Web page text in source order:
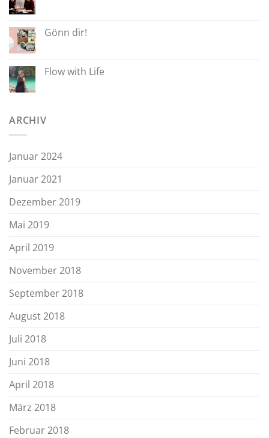
Gönn dir!
Flow with Life
ARCHIV
Januar 2024
Januar 2021
Dezember 2019
Mai 2019
April 2019
November 2018
September 2018
August 2018
Juli 2018
Juni 2018
April 2018
März 2018
Februar 2018